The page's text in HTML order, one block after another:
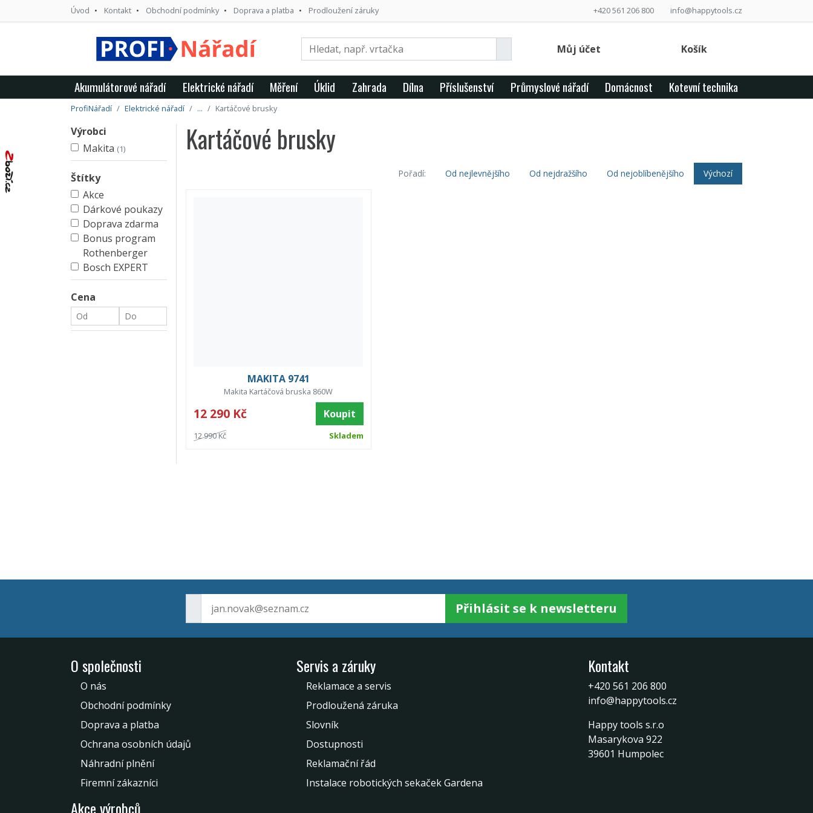
Úvod Kontakt Obchodní podmínky Doprava a platba Prodloužení záruky +420 561 206 800 info@happytools.cz
Můj účet Košík
Akumulátorové nářadí Elektrické nářadí Měření Úklid Zahrada Dílna Příslušenství Průmyslové nářadí Domácnost Kotevní technika
ProfiNářadí Elektrické nářadí ... Kartáčové brusky
Výrobci
Makita (1)
Štítky
Akce
Dárkové poukazy
Doprava zdarma
Bonus program
Rothenberger
Bosch EXPERT
Cena
Kartáčové brusky
Pořadí: Od nejlevnějšího Od nejdražšího Od nejoblíbenějšího Výchozí
MAKITA 9741
Makita Kartáčová bruska 860W
12 290 Kč Koupit
12 990 Kč Skladem
Přihlásit se k newsletteru
O společnosti
O nás
Obchodní podmínky
Doprava a platba
Ochrana osobních údajů
Náhradní plnění
Firemní zákazníci
Servis a záruky
Reklamace a servis
Prodloužená záruka
Slovník
Dostupnosti
Reklamační řád
Instalace robotických sekaček Gardena
Akce výrobců
Kontakt
+420 561 206 800
info@happytools.cz
Happy tools s.r.o
Masarykova 922
39601 Humpolec